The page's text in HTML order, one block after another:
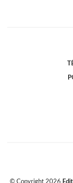
© Copyright 2026